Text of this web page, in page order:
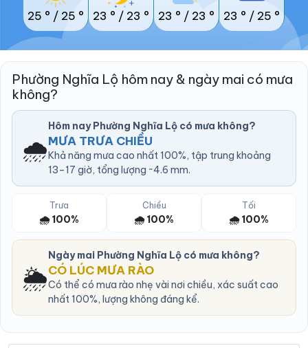
25 ° / 25 ° 23 ° / 23 ° 23 ° / 23 ° 23 ° / 25 °
Phường Nghĩa Lộ hôm nay & ngày mai có mưa
không?
🌧️
Hôm nay Phường Nghĩa Lộ có mưa không?
MƯA TRƯA CHIỀU
Khả năng mưa cao nhất 100%, tập trung khoảng
13–17 giờ, tổng lượng ~4.6 mm.
Trưa
🌧️ 100%
Chiều
🌧️ 100%
Tối
🌧️ 100%
🌦️
Ngày mai Phường Nghĩa Lộ có mưa không?
CÓ LÚC MƯA RÀO
Có thể có mưa rào nhẹ vài nơi chiều, xác suất cao
nhất 100%, lượng không đáng kể.